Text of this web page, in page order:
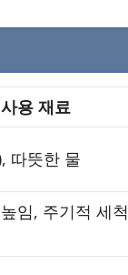
사용 재료
따뜻한 물
임, 주기적 세척